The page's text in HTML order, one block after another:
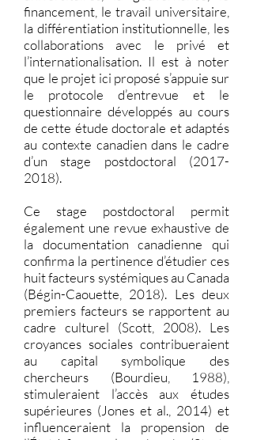
financement, le travail universitaire,
la différentiation institutionnelle, les
collaborations avec le privé et
l’internationalisation. Il est à noter
que le projet ici proposé s’appuie sur
le protocole d’entrevue et le
questionnaire développés au cours
de cette étude doctorale et adaptés
au contexte canadien dans le cadre
d’un stage postdoctoral (2017-
2018).
Ce stage postdoctoral permit
également une revue exhaustive de
la documentation canadienne qui
confirma la pertinence d’étudier ces
huit facteurs systémiques au Canada
(Bégin-Caouette, 2018). Les deux
premiers facteurs se rapportent au
cadre culturel (Scott, 2008). Les
croyances sociales contribueraient
au capital symbolique des
chercheurs (Bourdieu, 1988),
stimuleraient l’accès aux études
supérieures (Jones et al., 2014) et
influenceraient la propension de